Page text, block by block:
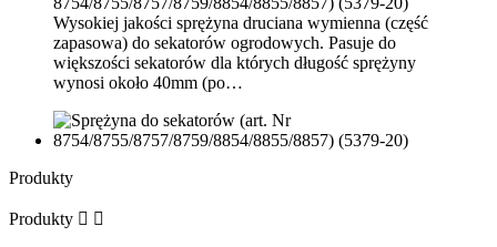
Wysokiej jakości sprężyna druciana wymienna (część
zapasowa) do sekatorów ogrodowych. Pasuje do
większości sekatorów dla których długość sprężyny
wynosi około 40mm (po…
Produkty
Produkty  